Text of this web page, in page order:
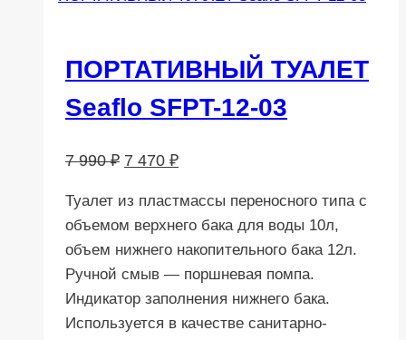
ПОРТАТИВНЫЙ ТУАЛЕТ
Seaflo SFPT-12-03
7 990₽ Первоначальная
составляла
7
990 ₽.
7 470 ₽Текущая
7
470 ₽.
Туалет из пластмассы переносного типа с
объемом верхнего бака для воды 10л,
объем нижнего накопительного бака 12л.
Ручной смыв — поршневая помпа.
Индикатор заполнения нижнего бака.
Используется в качестве санитарно-